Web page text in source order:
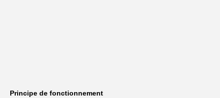
Principe de fonctionnement